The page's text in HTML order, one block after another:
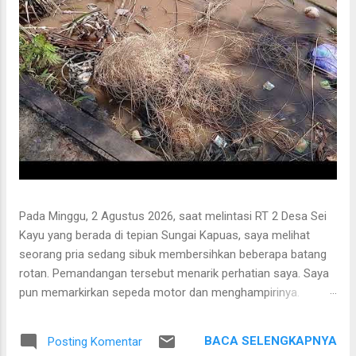
Pada Minggu, 2 Agustus 2026, saat melintasi RT 2 Desa Sei
Kayu yang berada di tepian Sungai Kapuas, saya melihat
seorang pria sedang sibuk membersihkan beberapa batang
rotan. Pemandangan tersebut menarik perhatian saya. Saya
pun memarkirkan sepeda motor dan menghampirinya.
mengenai proses pengolahan rotan hingga menjadi bahan
baku tikar anyaman. Di tangan masyarakat setempat, rotan
Posting Komentar BACA SELENGKAPNYA